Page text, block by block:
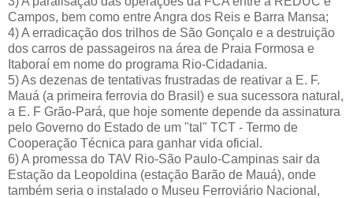
Campos, bem como entre Angra dos Reis e Barra Mansa;
4) A erradicação dos trilhos de São Gonçalo e a destruição
dos carros de passageiros na área de Praia Formosa e
Itaboraí em nome do programa Rio-Cidadania.
5) As dezenas de tentativas frustradas de reativar a E. F.
Mauá (a primeira ferrovia do Brasil) e sua sucessora natural,
a E. F Grão-Pará, que hoje somente depende da assinatura
pelo Governo do Estado de um "tal" TCT - Termo de
Cooperação Técnica para ganhar vida oficial.
6) A promessa do TAV Rio-São Paulo-Campinas sair da
Estação da Leopoldina (estação Barão de Mauá), onde
também seria o instalado o Museu Ferroviário Nacional,